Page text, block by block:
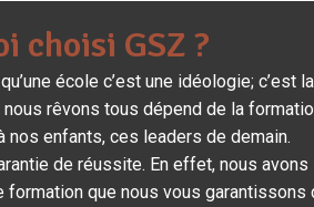
choisi GSZ ?
école c’est une idéologie; c’est
nous rêvons tous dépend de la
nos enfants, ces leaders de demain.
de réussite. En effet, nous
formation que nous vous garantissons